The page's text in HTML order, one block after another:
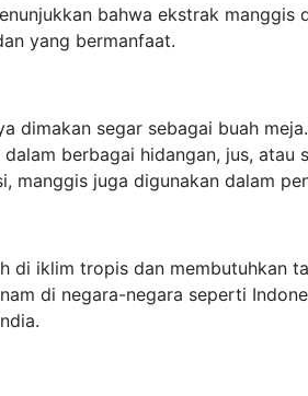
bahwa ekstrak
yang bermanfaat.
dimakan segar sebagai buah meja.
berbagai hidangan, jus, atau
manggis juga digunakan dalam
di iklim tropis dan membutuhkan
di negara-negara seperti